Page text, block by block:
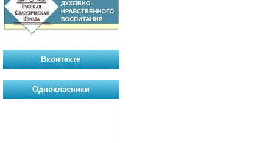
Вконтакте
Однокласники